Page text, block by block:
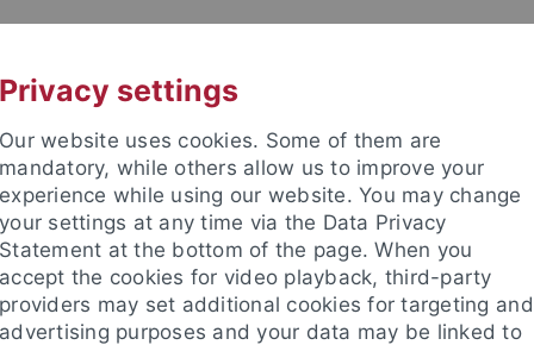
Fakultät
Privacy settings
Our website uses cookies. Some of them are
mandatory, while others allow us to improve your
experience while using our website. You may change
your settings at any time via the Data Privacy
Statement at the bottom of the page. When you
accept the cookies for video playback, third-party
providers may set additional cookies for targeting and
advertising purposes and your data may be linked to